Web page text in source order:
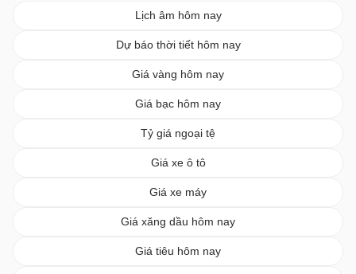
Lịch âm hôm nay
Dự báo thời tiết hôm nay
Giá vàng hôm nay
Giá bạc hôm nay
Tỷ giá ngoại tệ
Giá xe ô tô
Giá xe máy
Giá xăng dầu hôm nay
Giá tiêu hôm nay